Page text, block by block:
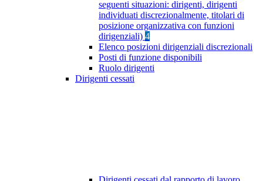
seguenti situazioni: dirigenti, dirigenti
individuati discrezionalmente, titolari di
posizione organizzativa con funzioni
dirigenziali) 4
Elenco posizioni dirigenziali discrezionali
Posti di funzione disponibili
Ruolo dirigenti
Dirigenti cessati